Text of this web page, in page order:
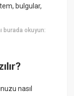
bulgular,
burada okuyun:
nasıl